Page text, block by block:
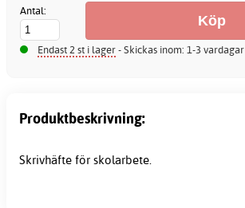
Antal:
Endast 2 st i lager- Skickas inom: 1-3 vardagar
Produktbeskrivning:
Skrivhäfte för skolarbete.